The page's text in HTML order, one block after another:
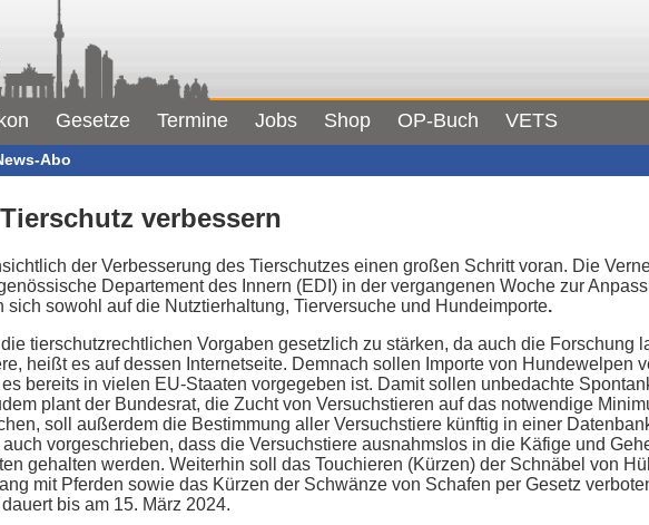
Gesetze Termine Jobs Shop OP-Buch VETS
Abo
verbessern
der Verbesserung des Tierschutzes einen großen Schritt voran. Die
Departement des Innern (EDI) in der vergangenen Woche zur
sich sowohl auf die Nutztierhaltung, Tierversuche und Hundeimporte.
tierschutzrechtlichen Vorgaben gesetzlich zu stärken, da auch die Forschung
heißt es auf dessen Internetseite. Demnach sollen Importe von Hundewelpen
bereits in vielen EU-Staaten vorgegeben ist. Damit sollen unbedachte
plant der Bundesrat, die Zucht von Versuchstieren auf das notwendige
soll außerdem die Bestimmung aller Versuchstiere künftig in einer
vorgeschrieben, dass die Versuchstiere ausnahmslos in die Käfige und
gehalten werden. Weiterhin soll das Touchieren (Kürzen) der Schnäbel von
mit Pferden sowie das Kürzen der Schwänze von Schafen per Gesetz
bis am 15. März 2024.